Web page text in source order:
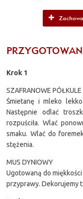
Krok 1
SZAFRANOWE PÓŁKULE
Śmietanę i mleko
Następnie odlać
rozpuściła. Wlać
smaku. Wlać do
stężenia.
MUS DYNIOWY
Ugotowaną do
przyprawy. Dekorujemy